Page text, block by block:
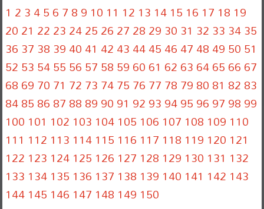
1 23456789 10 11 12 13 1415 16 17 18 19
2021 22232425262728293031 32333435
363738394041 42434445464748495051
52535455565758596061 626364656667
68697071 72737475767778798081 8283
8485868788899091 9293949596979899
100 101 102 103 104105 106 107 108 109 110
111 112 113 114115 116 117 118 119 120 121
122 123 124125 126 127 128 129 130 131 132
133 134135 136 137 138 139 140 141 142 143
144145 146 147 148 149 150